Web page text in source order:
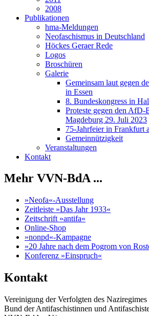
2008
Publikationen
hma-Meldungen
Neofaschismus in Deutschland
Höckes Geraer Rede
Logos
Broschüren
Galerie
Gemeinsam laut gegen
in Essen
8. Bundeskongress in
Proteste gegen den AfD-
Magdeburg 29. Juli 2023
75-Jahrfeier in Frankfurt
Gemeinnützigkeit
Veranstaltungen
Kontakt
Mehr VVN-BdA ...
»Neofa«-Ausstellung
Zeitleiste »Das Jahr 1933«
Zeitschrift »antifa«
Online-Shop
»nonpd«-Kampagne
»20 Jahre nach dem Pogrom von
Konferenz »Einspruch«
Kontakt
Vereinigung der Verfolgten des Naziregimes
Bund der Antifaschistinnen und